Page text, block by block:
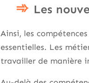
Les
Ainsi, les
essentielles. Les
travailler de manière